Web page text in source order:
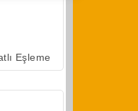
Eşleme